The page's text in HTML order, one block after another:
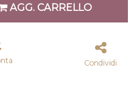
AGG. CARRELLO
Condividi